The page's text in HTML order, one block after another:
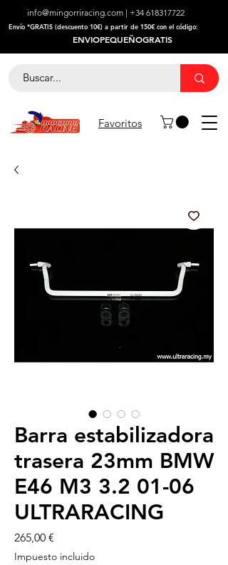
info@mingorriracing.com | +34 618317722
​Envío *GRATIS (descuento 10€) a partir de 150€ con el código:
ENVIOPEQUEÑOGRATIS
Favoritos
Barra estabilizadora
trasera 23mm BMW
E46 M3 3.2 01-06
ULTRARACING
265,00 €
Impuesto incluido